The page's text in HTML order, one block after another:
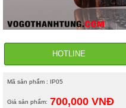
HOTLINE
Mã sản phẩm : IP05
Giá sản phẩm: 700,000 VNĐ